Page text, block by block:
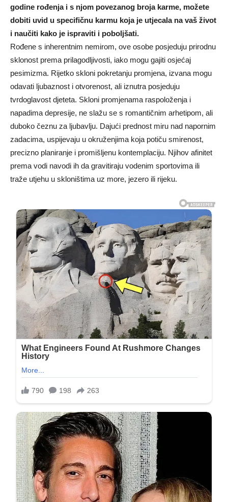
godine rođenja i s njom povezanog broja karme, možete
dobiti uvid u specifičnu karmu koja je utjecala na vaš život
i naučiti kako je ispraviti i poboljšati.
Rođene s inherentnim nemirom, ove osobe posjeduju prirodnu
sklonost prema prilagodljivosti, iako mogu gajiti osjećaj
pesimizma. Rijetko skloni pokretanju promjena, izvana mogu
odavati ljubaznost i otvorenost, ali iznutra posjeduju
tvrdoglavost djeteta. Skloni promjenama raspoloženja i
napadima depresije, ne slažu se s romantičnim arhetipom, ali
duboko čeznu za ljubavlju. Dajući prednost miru nad napornim
zadacima, uspijevaju u okruženjima koja potiču smirenost,
precizno planiranje i promišljenu kontemplaciju. Njihov afinitet
prema vodi navodi ih da gravitiraju vodenim sportovima ili
traže utjehu u skloništima uz more, jezero ili rijeku.